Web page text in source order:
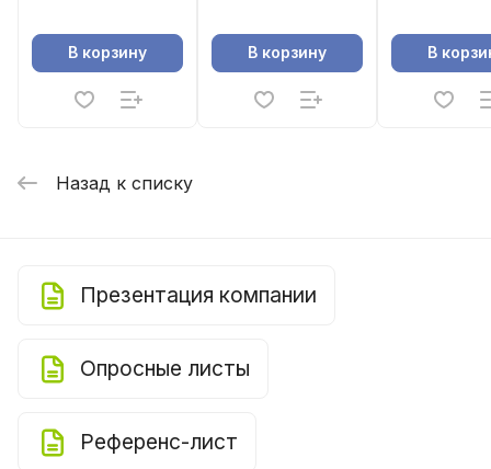
В корзину
WS40В корзину
В
Назад к списку
Презентация компании
Опросные листы
Референс-лист